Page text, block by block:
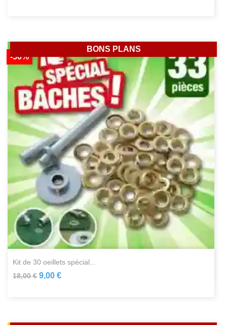
kit de 30 oeillets spécial...
18,00 €
-50%
9,00 €
BONS PLANS